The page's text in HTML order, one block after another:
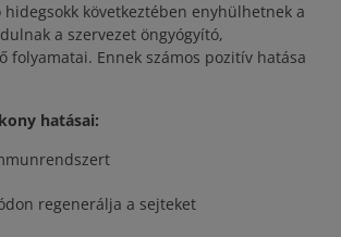
következtében enyhülhetnek a
a szervezet öngyógyító,
folyamatai. Ennek számos pozitív hatása
hatásai:
regenerálja a sejteket